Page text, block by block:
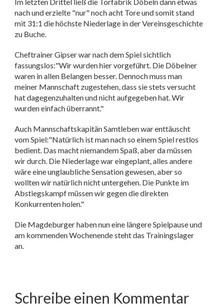
nach und erzielte "nur" noch acht Tore und somit stand
mit 31:1 die höchste Niederlage in der Vereinsgeschichte
zu Buche.
Cheftrainer Gipser war nach dem Spiel sichtlich
fassungslos:"Wir wurden hier vorgeführt. Die Döbelner
waren in allen Belangen besser. Dennoch muss man
meiner Mannschaft zugestehen, dass sie stets versucht
hat dagegenzuhalten und nicht aufgegeben hat. Wir
wurden einfach überrannt."
Auch Mannschaftskapitän Samtleben war enttäuscht
vom Spiel:"Natürlich ist man nach so einem Spiel restlos
bedient. Das macht niemandem Spaß, aber da müssen
wir durch. Die Niederlage war eingeplant, alles andere
wäre eine unglaubliche Sensation gewesen, aber so
wollten wir natürlich nicht untergehen. Die Punkte im
Abstiegskampf müssen wir gegen die direkten
Konkurrenten holen."
Die Magdeburger haben nun eine längere Spielpause und
am kommenden Wochenende steht das Trainingslager
an.
Schreibe einen Kommentar